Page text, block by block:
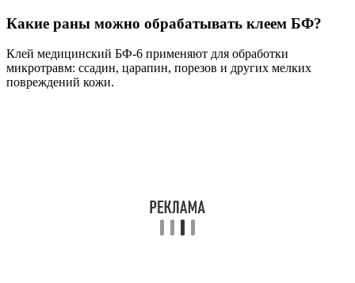
Какие раны можно обрабатывать клеем БФ?
Клей медицинский БФ-6 применяют для обработки
микротравм: ссадин, царапин, порезов и других мелких
повреждений кожи.